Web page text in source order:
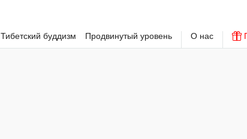
Тибетский буддизм Продвинутый уровень О нас